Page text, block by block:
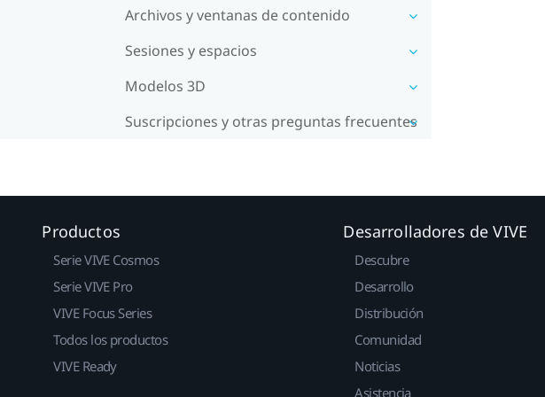
Archivos y ventanas de contenido
Sesiones y espacios
Modelos 3D
Suscripciones y otras preguntas frecuentes
Productos
Serie VIVE Cosmos
Serie VIVE Pro
VIVE Focus Series
Todos los productos
VIVE Ready
Desarrolladores de VIVE
Descubre
Desarrollo
Distribución
Comunidad
Noticias
Asistencia